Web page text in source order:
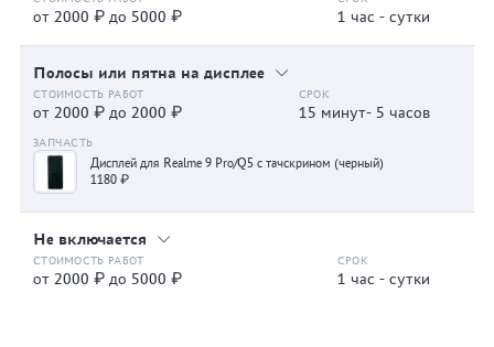
от 2000 ₽ до 5000 ₽ 1 час - сутки
Полосы или пятна на дисплее
от 2000 ₽ до 2000 ₽ 15 минут- 5 часов
Дисплей для Realme 9 Pro/Q5 с тачскрином (черный)
1180 ₽
Не включается
от 2000 ₽ до 5000 ₽ 1 час - сутки